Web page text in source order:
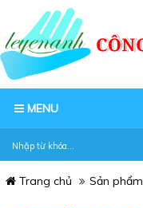
MENU
Trang chủ Sản phẩm